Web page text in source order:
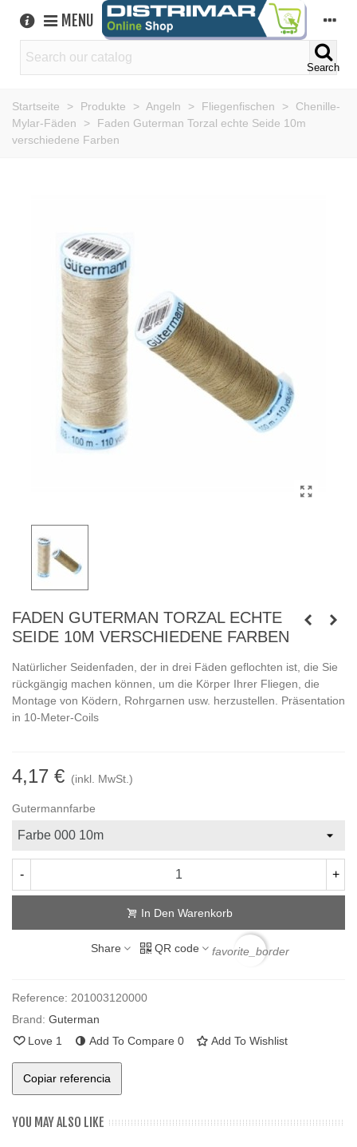
MENU
Search
Startseite > Produkte > Angeln > Fliegenfischen >
Chenille-
Mylar-Fäden
>
Faden Guterman Torzal echte Seide 10m
verschiedene Farben
FADEN GUTERMAN TORZAL ECHTE
SEIDE 10M VERSCHIEDENE FARBEN
Natürlicher Seidenfaden, der in drei Fäden geflochten ist, die Sie
rückgängig machen können, um die Körper Ihrer Fliegen, die
Montage von Ködern, Rohrgarnen usw. herzustellen. Präsentation
in 10-Meter-Coils
4,17 € (inkl. MwSt.)
Gutermannfarbe
- +
In Den Warenkorb
Share QR code favorite_border
Reference: 201003120000
Brand: Guterman
Love 1 Add To Compare 0 Add To Wishlist
Copiar referencia
YOU MAY ALSO LIKE